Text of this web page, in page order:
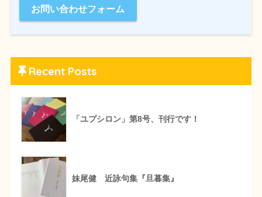
お問い合わせフォーム
Recent Posts
「ユプシロン」第8号、刊行です！
妹尾健 近詠句集『旦暮集』